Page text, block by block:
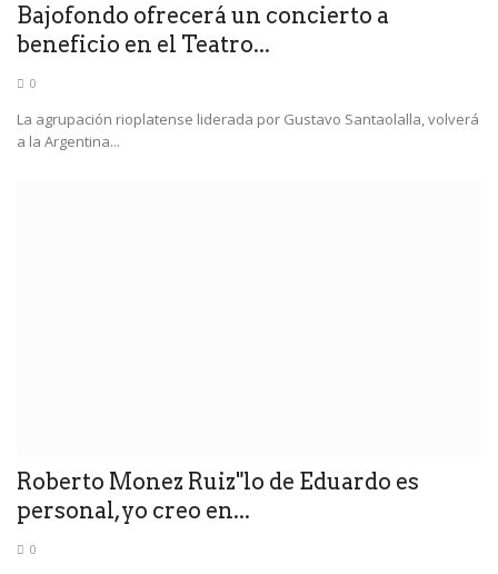
Bajofondo ofrecerá un concierto a
beneficio en el Teatro...
0
La agrupación rioplatense liderada por Gustavo Santaolalla, volverá
a la Argentina...
Roberto Monez Ruiz"lo de Eduardo es
personal,yo creo en...
0